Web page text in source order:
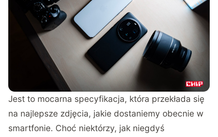
Jest to mocarna specyfikacja, która przekłada się
na najlepsze zdjęcia, jakie dostaniemy obecnie w
smartfonie. Choć niektórzy, jak niegdyś